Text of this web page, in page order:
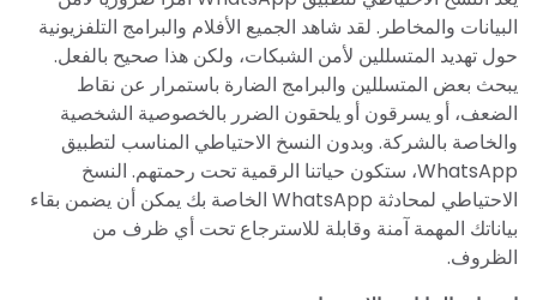
البيانات والمخاطر. لقد شاهد الجميع الأفلام والبرامج التلفزيونية
حول تهديد المتسللين لأمن الشبكات، ولكن هذا صحيح بالفعل.
يبحث بعض المتسللين والبرامج الضارة باستمرار عن نقاط
الضعف، أو يسرقون أو يلحقون الضرر بالخصوصية الشخصية
والخاصة بالشركة. وبدون النسخ الاحتياطي المناسب لتطبيق
WhatsApp، ستكون حياتنا الرقمية تحت رحمتهم. النسخ
الاحتياطي لمحادثة WhatsApp الخاصة بك يمكن أن يضمن بقاء
بياناتك المهمة آمنة وقابلة للاسترجاع تحت أي ظرف من
الظروف.